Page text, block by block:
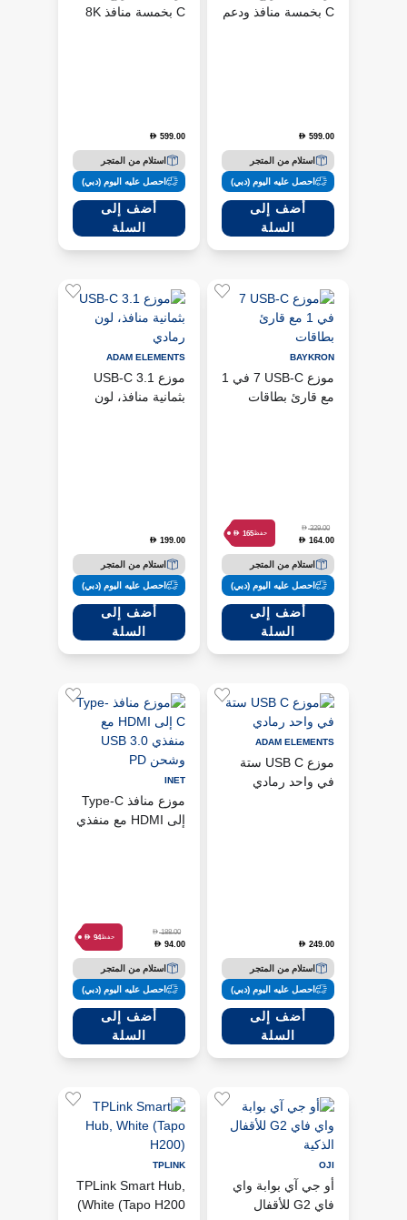
C بخمسة منافذ ودعم
D 599.00
استلام من المتجر
احصل عليه اليوم (دبي)
أضف إلى
السلة
C بخمسة منافذ 8K
D 599.00
استلام من المتجر
احصل عليه اليوم (دبي)
أضف إلى
السلة
BAYKRON
موزع USB-C ‏7 في 1
مع قارئ بطاقات
D329.00
D 164.00
حفظ D 165
استلام من المتجر
احصل عليه اليوم (دبي)
أضف إلى
السلة
ADAM ELEMENTS
موزع USB-C 3.1
بثمانية منافذ، لون
D 199.00
استلام من المتجر
احصل عليه اليوم (دبي)
أضف إلى
السلة
ADAM ELEMENTS
موزع USB C ستة
في واحد رمادي
D 249.00
استلام من المتجر
احصل عليه اليوم (دبي)
أضف إلى
السلة
INET
موزع منافذ Type-C
إلى HDMI مع منفذي
D188.00
D 94.00
حفظ D 94
استلام من المتجر
احصل عليه اليوم (دبي)
أضف إلى
السلة
OJI
أو جي آي بوابة واي
فاي G2 للأقفال
TPLINK
TPLink Smart Hub,
White (Tapo H200)